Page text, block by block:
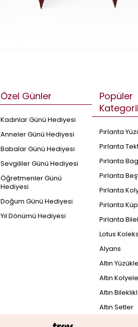
Özel Günler
Kadınlar Günü Hediyesi
Anneler Günü Hediyesi
Babalar Günü Hediyesi
Sevgililer Günü Hediyesi
Öğretmenler Günü
Hediyesi
Doğum Günü Hediyesi
Yıl Dönümü Hediyesi
Popüler
Pırlanta
Pırlanta
Pırlanta
Pırlanta
Pırlanta
Pırlanta
Pırlanta
Lotus
Alyans
Altın
Altın
Altın
Altın Setler